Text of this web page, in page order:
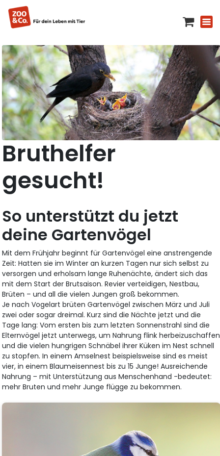
Bruthelfer
gesucht!
So unterstützt du jetzt
deine Gartenvögel
Mit dem Frühjahr beginnt für Gartenvögel eine anstrengende
Zeit: Hatten sie im Winter an kurzen Tagen nur sich selbst zu
versorgen und erholsam lange Ruhenächte, ändert sich das
mit dem Start der Brutsaison. Revier verteidigen, Nestbau,
Brüten – und all die vielen Jungen groß bekommen.
Je nach Vogelart brüten Gartenvögel zwischen März und Juli
zwei oder sogar dreimal. Kurz sind die Nächte jetzt und die
Tage lang: Vom ersten bis zum letzten Sonnenstrahl sind die
Elternvögel jetzt unterwegs, um Nahrung flink herbeizuschaffen
und die vielen hungrigen Schnäbel ihrer Küken im Nest schnell
zu stopfen. In einem Amselnest beispielsweise sind es meist
vier, in einem Blaumeisennest bis zu 15 Junge! Ausreichende
Nahrung – mit Unterstützung aus Menschenhand -bedeutet:
mehr Bruten und mehr Junge flügge zu bekommen.